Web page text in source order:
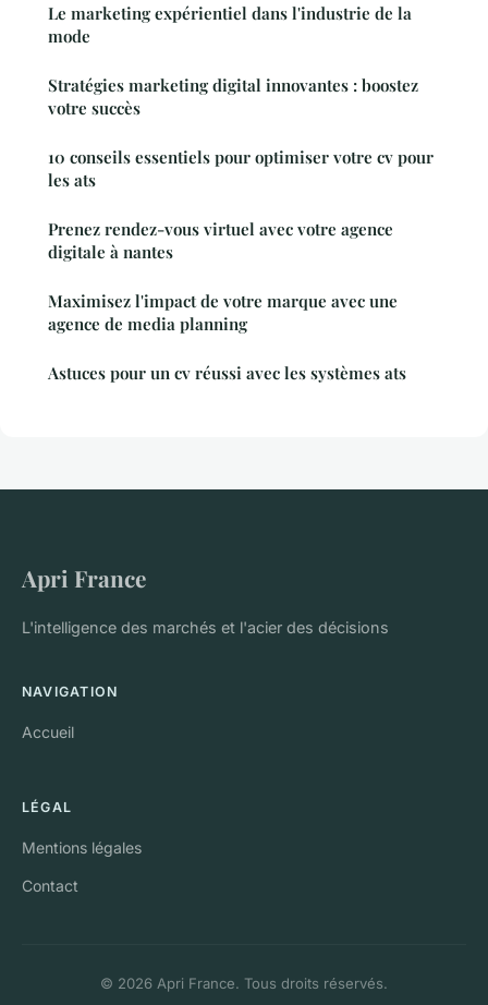
Le marketing expérientiel dans l'industrie de la
mode
Stratégies marketing digital innovantes : boostez
votre succès
10 conseils essentiels pour optimiser votre cv pour
les ats
Prenez rendez-vous virtuel avec votre agence
digitale à nantes
Maximisez l'impact de votre marque avec une
agence de media planning
Astuces pour un cv réussi avec les systèmes ats
Apri France
L'intelligence des marchés et l'acier des décisions
NAVIGATION
Accueil
LÉGAL
Mentions légales
Contact
© 2026 Apri France. Tous droits réservés.